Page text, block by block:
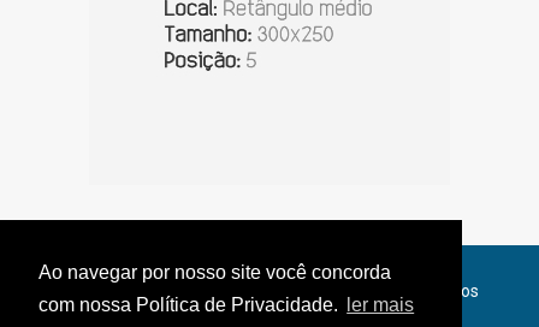
Ao navegar por nosso site você concorda
com nossa Política de Privacidade.
ler mais
© Copyright 2026 - Jornal do Interior - Todos os direitos
reservados